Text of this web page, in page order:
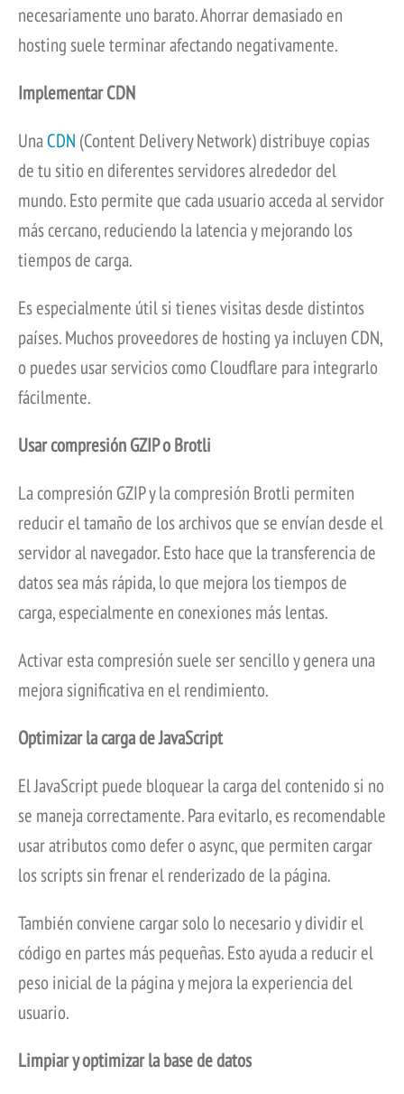
necesariamente uno barato. Ahorrar demasiado en
hosting suele terminar afectando negativamente.
Implementar CDN
UnaCDN (Content Delivery Network) distribuye copias
de tu sitio en diferentes servidores alrededor del
mundo. Esto permite que cada usuario acceda al servidor
más cercano, reduciendo la latencia y mejorando los
tiempos de carga.
Es especialmente útil si tienes visitas desde distintos
países. Muchos proveedores de hosting ya incluyen CDN,
o puedes usar servicios como Cloudflare para integrarlo
fácilmente.
Usar compresión GZIP o Brotli
La compresión GZIP y la compresión Brotli permiten
reducir el tamaño de los archivos que se envían desde el
servidor al navegador. Esto hace que la transferencia de
datos sea más rápida, lo que mejora los tiempos de
carga, especialmente en conexiones más lentas.
Activar esta compresión suele ser sencillo y genera una
mejora significativa en el rendimiento.
Optimizar la carga de JavaScript
El JavaScript puede bloquear la carga del contenido si no
se maneja correctamente. Para evitarlo, es recomendable
usar atributos como defer o async, que permiten cargar
los scripts sin frenar el renderizado de la página.
También conviene cargar solo lo necesario y dividir el
código en partes más pequeñas. Esto ayuda a reducir el
peso inicial de la página y mejora la experiencia del
usuario.
Limpiar y optimizar la base de datos